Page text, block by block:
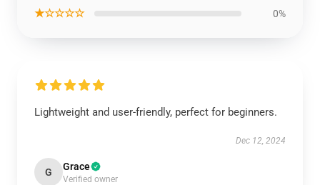
★☆☆☆☆ 0%
Lightweight and user-friendly, perfect for beginners.
Dec 12, 2024
G Grace
Verified owner